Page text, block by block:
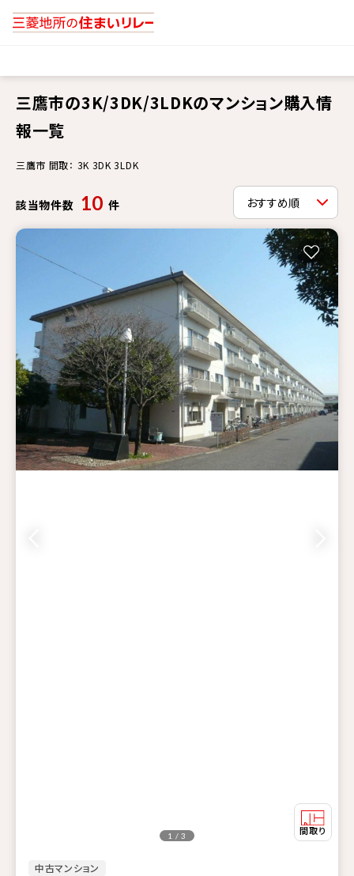
三鷹市の3K/3DK/3LDKのマンション購入情
報一覧
三鷹市 間取： 3K 3DK 3LDK
該当物件数 10 件
中古マンション
1 / 3